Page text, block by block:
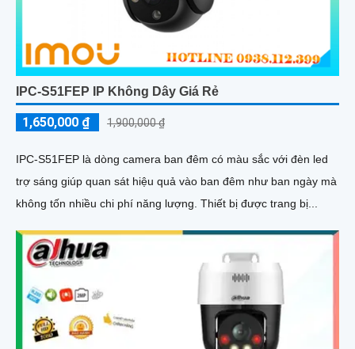
IPC-S51FEP IP Không Dây Giá Rẻ
1,650,000 ₫ 1,900,000 ₫
IPC-S51FEP là dòng camera ban đêm có màu sắc với đèn led
trợ sáng giúp quan sát hiệu quả vào ban đêm như ban ngày mà
không tốn nhiều chi phí năng lượng. Thiết bị được trang bị...